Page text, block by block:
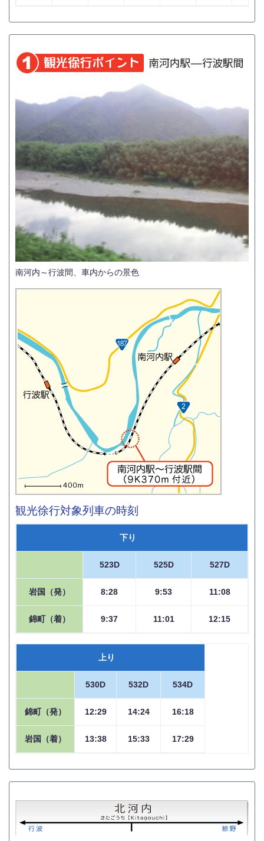
南河内～行波間、車内からの景色
観光徐行対象列車の時刻
下り
523D 525D 527D
岩国（発） 8:28 9:53 11:08
錦町（着） 9:37 11:01 12:15
上り
530D 532D 534D
錦町（発） 12:29 14:24 16:18
岩国（着） 13:38 15:33 17:29